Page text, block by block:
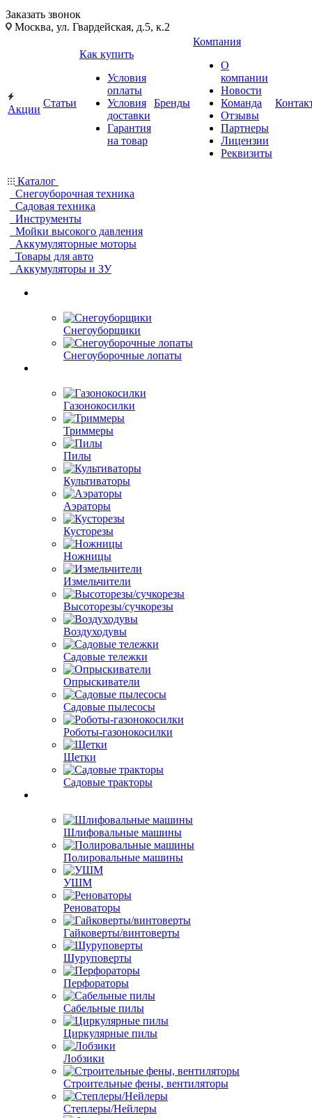
Заказать звонок
Москва, ул. Гвардейская, д.5, к.2
Акции
Статьи
Как купить
Условия
оплаты
Условия
доставки
Гарантия
на товар
Бренды
Компания
О
компании
Новости
Команда
Отзывы
Партнеры
Лицензии
Реквизиты
Каталог
Снегоуборочная техника
Садовая техника
Инструменты
Мойки высокого давления
Аккумуляторные моторы
Товары для авто
Аккумуляторы и ЗУ
Снегоуборщики
Снегоуборочные лопаты
Газонокосилки
Триммеры
Пилы
Культиваторы
Аэраторы
Кусторезы
Ножницы
Измельчители
Высоторезы/сучкорезы
Воздуходувы
Садовые тележки
Опрыскиватели
Садовые пылесосы
Роботы-газонокосилки
Щетки
Садовые тракторы
Шлифовальные машины
Полировальные машины
УШМ
Реноваторы
Гайковерты/винтоверты
Шуруповерты
Перфораторы
Сабельные пилы
Циркулярные пилы
Лобзики
Строительные фены, вентиляторы
Степлеры/Нейлеры